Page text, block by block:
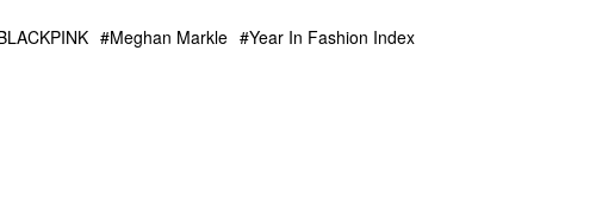
Meghan Markle Year In Fashion Index